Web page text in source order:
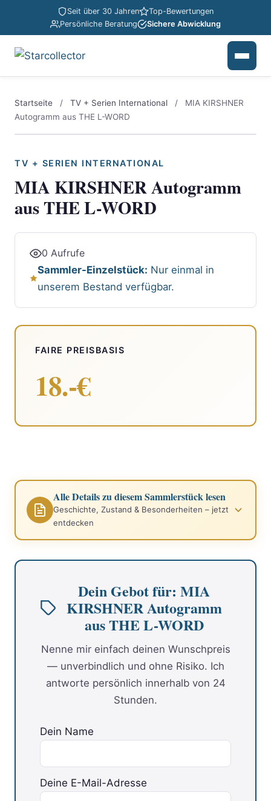
Seit über 30 Jahren
Top-Bewertungen
Persönliche Beratung
Sichere Abwicklung
Startseite / TV + Serien International /
MIA KIRSHNER
Autogramm aus THE L-WORD
TV + SERIEN INTERNATIONAL
MIA KIRSHNER Autogramm
aus THE L-WORD
0 Aufrufe
Sammler-Einzelstück: Nur einmal in
unserem Bestand verfügbar.
FAIRE PREISBASIS
18.-€
Alle Details zu diesem Sammlerstück lesen
Geschichte, Zustand & Besonderheiten – jetzt
entdecken
Dein Gebot für: MIA
KIRSHNER Autogramm
aus THE L-WORD
Nenne mir einfach deinen Wunschpreis
— unverbindlich und ohne Risiko. Ich
antworte persönlich innerhalb von 24
Stunden.
Dein Name
Deine E-Mail-Adresse